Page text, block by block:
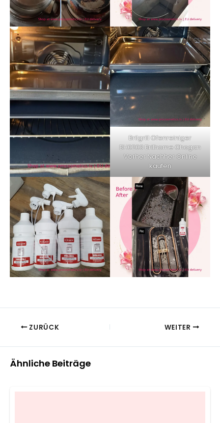
Brilgrill Ofenreiniger
BH0203 Brilhome Chogan
Vorher Nachher Online
kaufen
ZURÜCK WEITER
Ähnliche Beiträge